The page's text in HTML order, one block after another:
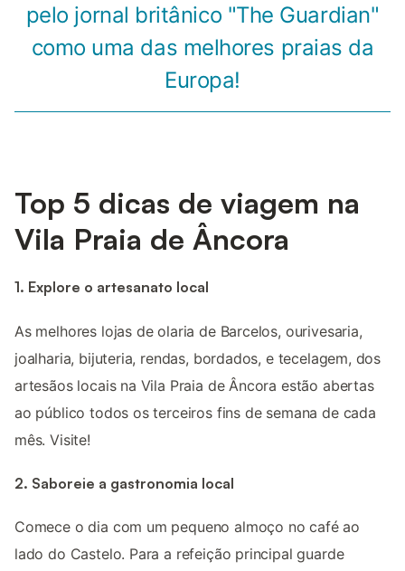
pelo jornal britânico "The Guardian"
como uma das melhores praias da
Europa!
Top 5 dicas de viagem na
Vila Praia de Âncora
1. Explore o artesanato local
As melhores lojas de olaria de Barcelos, ourivesaria,
joalharia, bijuteria, rendas, bordados, e tecelagem, dos
artesãos locais na Vila Praia de Âncora estão abertas
ao público todos os terceiros fins de semana de cada
mês. Visite!
2. Saboreie a gastronomia local
Comece o dia com um pequeno almoço no café ao
lado do Castelo. Para a refeição principal guarde